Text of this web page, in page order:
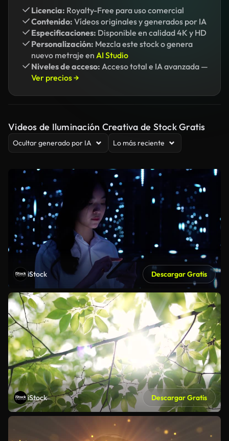
Licencia: Royalty-Free para uso comercial
Contenido: Vídeos originales y generados por IA
Especificaciones: Disponible en calidad 4K y HD
Personalización: Mezcla este stock o genera
nuevo metraje en AI Studio
Niveles de acceso: Acceso total e IA avanzada —
Ver precios →
Videos de Iluminación Creativa de Stock Gratis
Ocultar generado por IA Lo más reciente
iStock Descargar Gratis
iStock Descargar Gratis